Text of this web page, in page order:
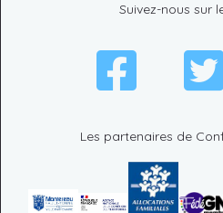
Les partenaires de
Suivez-nous sur